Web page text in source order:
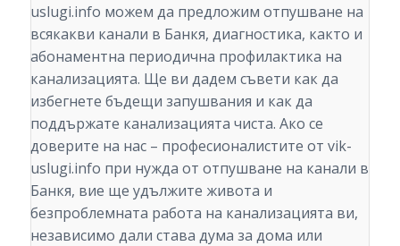
uslugi.info можем да предложим отпушване на
всякакви канали в Банкя, диагностика, както и
абонаментна периодична профилактика на
канализацията. Ще ви дадем съвети как да
избегнете бъдещи запушвания и как да
поддържате канализацията чиста. Ако се
доверите на нас – професионалистите от vik-
uslugi.info при нужда от отпушване на канали в
Банкя, вие ще удължите живота и
безпроблемната работа на канализацията ви,
независимо дали става дума за дома или